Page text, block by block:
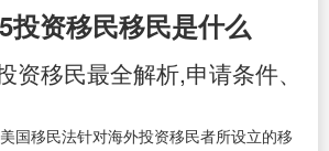
投资移民移民是什么
资移民最全解析,申请条件、
国移民法针对海外投资移民者所设立的移